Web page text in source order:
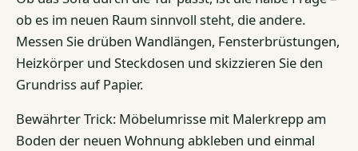
ob es im neuen Raum sinnvoll steht, die andere.
Messen Sie drüben Wandlängen, Fensterbrüstungen,
Heizkörper und Steckdosen und skizzieren Sie den
Grundriss auf Papier.
Bewährter Trick: Möbelumrisse mit Malerkrepp am
Boden der neuen Wohnung abkleben und einmal